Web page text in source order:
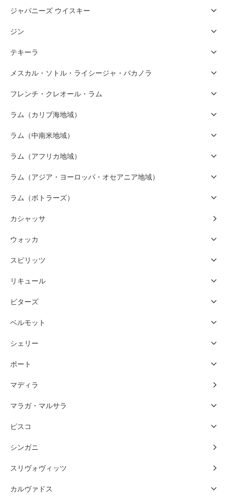
ジャパニーズ ウイスキー
ジン
テキーラ
メスカル・ソトル・ライシージャ・バカノラ
フレンチ・クレオール・ラム
ラム（カリブ海地域）
ラム（中南米地域）
ラム（アフリカ地域）
ラム（アジア・ヨーロッパ・オセアニア地域）
ラム（ボトラーズ）
カシャッサ
ウォッカ
スピリッツ
リキュール
ビターズ
ベルモット
シェリー
ポート
マディラ
マラガ・マルサラ
ピスコ
シンガニ
スリヴォヴィッツ
カルヴァドス